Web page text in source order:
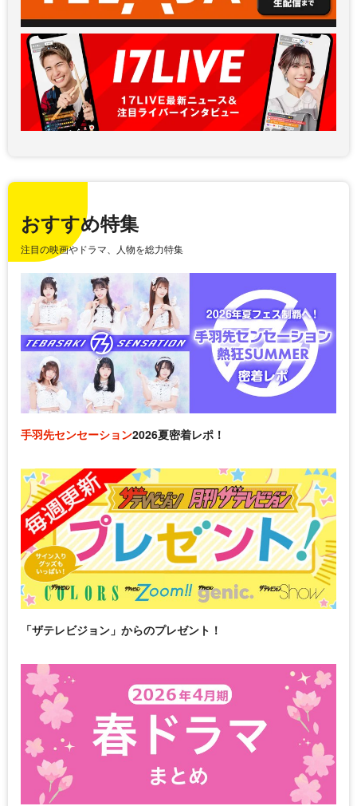
おすすめ特集
注目の映画やドラマ、人物を総力特集
手羽先センセーション2026夏密着レポ！
「ザテレビジョン」からのプレゼント！